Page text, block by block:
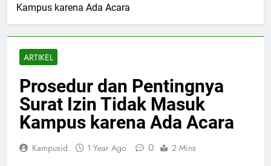
Kampus karena Ada Acara
ARTIKEL
Prosedur dan Pentingnya
Surat Izin Tidak Masuk
Kampus karena Ada Acara
Kampusid 1 Year Ago 0 2 Mins